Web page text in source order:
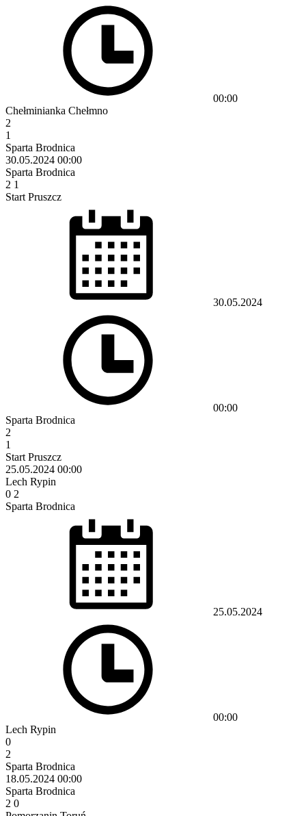
00:00
Chełminianka Chełmno
2
1
Sparta Brodnica
30.05.2024 00:00
Sparta Brodnica
2 1
Start Pruszcz
30.05.2024
00:00
Sparta Brodnica
2
1
Start Pruszcz
25.05.2024 00:00
Lech Rypin
0 2
Sparta Brodnica
25.05.2024
00:00
Lech Rypin
0
2
Sparta Brodnica
18.05.2024 00:00
Sparta Brodnica
2 0